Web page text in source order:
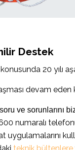
Destek
20 yılı
devam eden
soru ve sorunlarını
numaralı
uygulamalarını